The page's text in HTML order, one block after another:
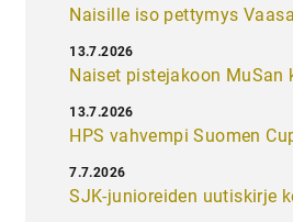
Naisille iso pettymys
Naiset pistejakoon MuSan
13.7.2026
HPS vahvempi Suomen
13.7.2026
SJK-junioreiden uutiskirje
7.7.2026